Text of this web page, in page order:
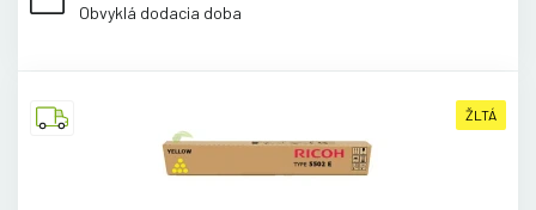
Obvyklá dodacia doba
ŽLTÁ